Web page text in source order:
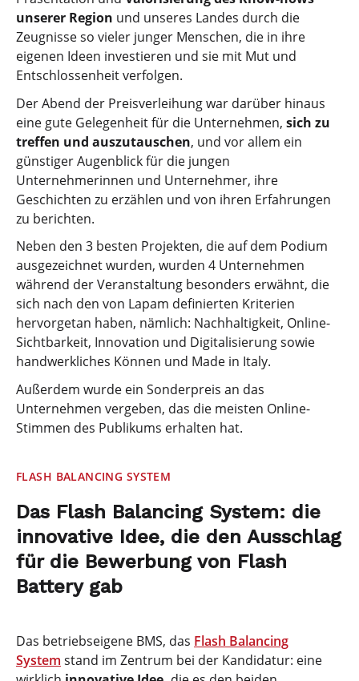
unserer Region und unseres Landes durch die
Zeugnisse so vieler junger Menschen, die in ihre
eigenen Ideen investieren und sie mit Mut und
Entschlossenheit verfolgen.
Der Abend der Preisverleihung war darüber hinaus
eine gute Gelegenheit für die Unternehmen, sich zu
treffen und auszutauschen, und vor allem ein
günstiger Augenblick für die jungen
Unternehmerinnen und Unternehmer, ihre
Geschichten zu erzählen und von ihren Erfahrungen
zu berichten.
Neben den 3 besten Projekten, die auf dem Podium
ausgezeichnet wurden, wurden 4 Unternehmen
während der Veranstaltung besonders erwähnt, die
sich nach den von Lapam definierten Kriterien
hervorgetan haben, nämlich: Nachhaltigkeit, Online-
Sichtbarkeit, Innovation und Digitalisierung sowie
handwerkliches Können und Made in Italy.
Außerdem wurde ein Sonderpreis an das
Unternehmen vergeben, das die meisten Online-
Stimmen des Publikums erhalten hat.
FLASH BALANCING SYSTEM
Das Flash Balancing System: die
innovative Idee, die den Ausschlag
für die Bewerbung von Flash
Battery gab
Das betriebseigene BMS, das Flash Balancing
System stand im Zentrum bei der Kandidatur: eine